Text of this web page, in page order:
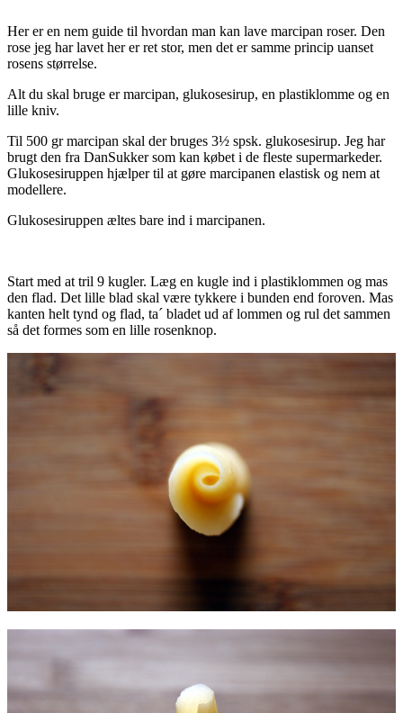
Her er en nem guide til hvordan man kan lave marcipan roser. Den
rose jeg har lavet her er ret stor, men det er samme princip uanset
rosens størrelse.
Alt du skal bruge er marcipan, glukosesirup, en plastiklomme og en
lille kniv.
Til 500 gr marcipan skal der bruges 3½ spsk. glukosesirup. Jeg har
brugt den fra DanSukker som kan købet i de fleste supermarkeder.
Glukosesiruppen hjælper til at gøre marcipanen elastisk og nem at
modellere.
Glukosesiruppen æltes bare ind i marcipanen.
Start med at tril 9 kugler. Læg en kugle ind i plastiklommen og mas
den flad. Det lille blad skal være tykkere i bunden end foroven. Mas
kanten helt tynd og flad, ta´ bladet ud af lommen og rul det sammen
så det formes som en lille rosenknop.